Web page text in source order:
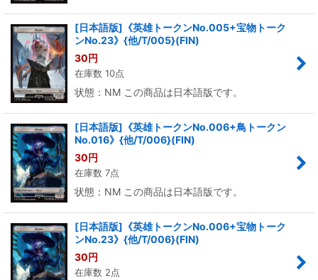
[日本語版]《英雄トークンNo.005+宝物トーク
ンNo.23》{他/T/005}(FIN)
30円
在庫数 10点
状態：NM この商品は日本語版です。
[日本語版]《英雄トークンNo.006+鳥トークン
No.016》{他/T/006}(FIN)
30円
在庫数 7点
状態：NM この商品は日本語版です。
[日本語版]《英雄トークンNo.006+宝物トーク
ンNo.23》{他/T/006}(FIN)
30円
在庫数 2点